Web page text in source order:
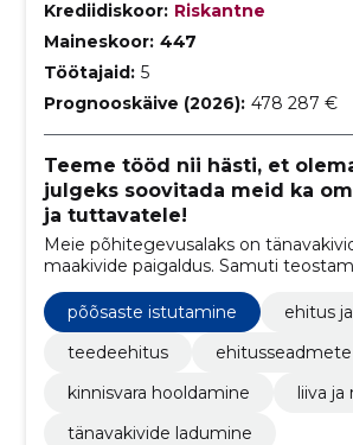
Krediidiskoor: Riskantne
Maineskoor: 447
Töötajaid: 5
Prognooskäive (2026): 478 287 €
Teeme tööd nii hästi, et
julgeks soovitada meid ka
ja tuttavatele!
Meie põhitegevusalaks on
maakivide paigaldus. Samuti
killustikaluste ehitust, pinnase- ja
haljastustöid ja lumekoristust.
põõsaste istutamine
ehitus
teedeehitus
kinnisvara hooldamine
liiva
tänavakivide ladumine